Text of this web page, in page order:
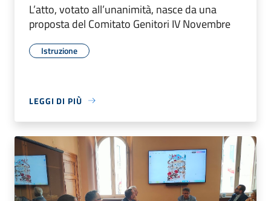
L’atto, votato all’unanimità, nasce da una
proposta del Comitato Genitori IV Novembre
Istruzione
LEGGI DI PIÙ